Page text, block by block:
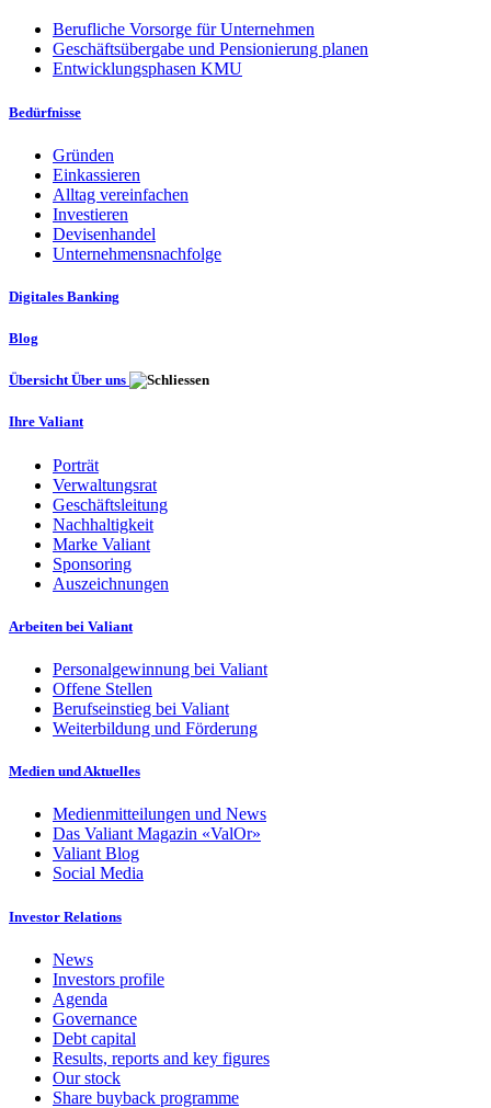
Berufliche Vorsorge für Unternehmen
Geschäftsübergabe und Pensionierung planen
Entwicklungsphasen KMU
Bedürfnisse
Gründen
Einkassieren
Alltag vereinfachen
Investieren
Devisenhandel
Unternehmensnachfolge
Digitales Banking
Blog
Übersicht Über uns
Ihre Valiant
Porträt
Verwaltungsrat
Geschäftsleitung
Nachhaltigkeit
Marke Valiant
Sponsoring
Auszeichnungen
Arbeiten bei Valiant
Personalgewinnung bei Valiant
Offene Stellen
Berufseinstieg bei Valiant
Weiterbildung und Förderung
Medien und Aktuelles
Medienmitteilungen und News
Das Valiant Magazin «ValOr»
Valiant Blog
Social Media
Investor Relations
News
Investors profile
Agenda
Governance
Debt capital
Results, reports and key figures
Our stock
Share buyback programme